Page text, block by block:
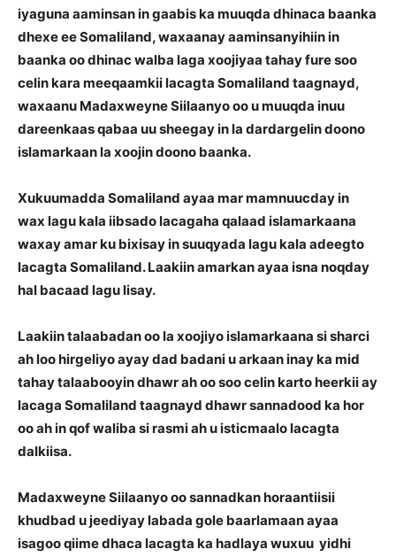
iyaguna aaminsan in gaabis ka muuqda dhinaca baanka
dhexe ee Somaliland, waxaanay aaminsanyihiin in
baanka oo dhinac walba laga xoojiyaa tahay fure soo
celin kara meeqaamkii lacagta Somaliland taagnayd,
waxaanu Madaxweyne Siilaanyo oo u muuqda inuu
dareenkaas qabaa uu sheegay in la dardargelin doono
islamarkaan la xoojin doono baanka.
Xukuumadda Somaliland ayaa mar mamnuucday in
wax lagu kala iibsado lacagaha qalaad islamarkaana
waxay amar ku bixisay in suuqyada lagu kala adeegto
lacagta Somaliland. Laakiin amarkan ayaa isna noqday
hal bacaad lagu lisay.
Laakiin talaabadan oo la xoojiyo islamarkaana si sharci
ah loo hirgeliyo ayay dad badani u arkaan inay ka mid
tahay talaabooyin dhawr ah oo soo celin karto heerkii ay
lacaga Somaliland taagnayd dhawr sannadood ka hor
oo ah in qof waliba si rasmi ah u isticmaalo lacagta
dalkiisa.
Madaxweyne Siilaanyo oo sannadkan horaantiisii
khudbad u jeediyay labada gole baarlamaan ayaa
isagoo qiime dhaca lacagta ka hadlaya wuxuu yidhi